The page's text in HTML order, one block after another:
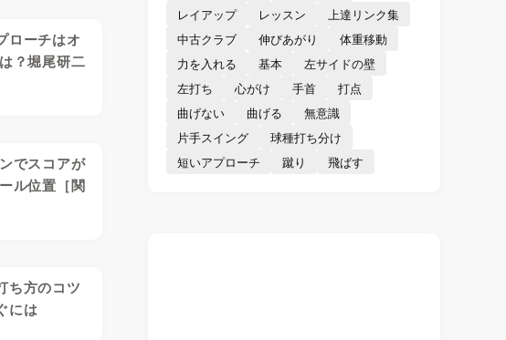
ローチはオ
？堀尾研二
でスコアが
ル位置［関
ち方のコツ
には
レイアップ
レッスン
上達リンク集
中古クラブ
伸びあがり
体重移動
力を入れる
基本
左サイドの壁
左打ち
心がけ 手首
打点
曲げない
曲げる
無意識
片手スイング
球種打ち分け
短いアプローチ
蹴り 飛ばす